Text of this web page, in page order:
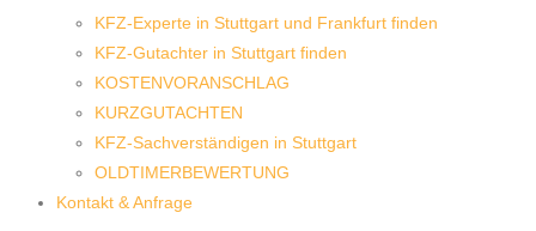
KFZ-Experte in Stuttgart und Frankfurt finden
KFZ-Gutachter in Stuttgart finden
KOSTENVORANSCHLAG
KURZGUTACHTEN
KFZ-Sachverständigen in Stuttgart
OLDTIMERBEWERTUNG
Kontakt & Anfrage